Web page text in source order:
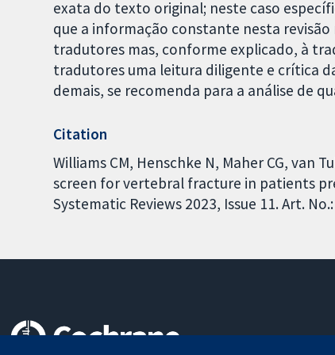
exata do texto original; neste caso
que a informação constante nesta
tradutores mas, conforme explicado, à
tradutores uma leitura diligente e crítica
demais, se recomenda para a análise de
Citation
Williams CM, Henschke N, Maher CG, van
screen for vertebral fracture in patients
Systematic Reviews 2023, Issue 11. Art.